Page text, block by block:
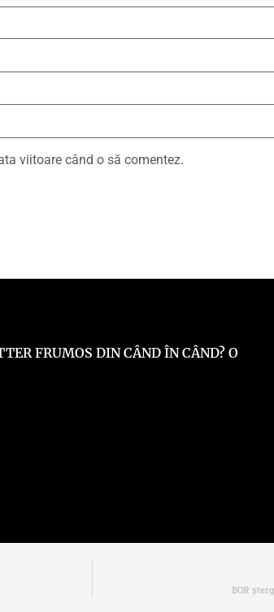
viitoare când o să comentez.
FRUMOS DIN CÂND ÎN CÂND? O
BOR